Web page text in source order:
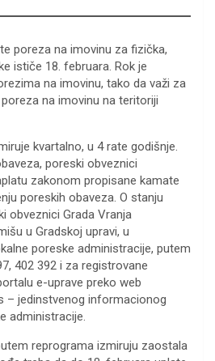
poreza na imovinu za fizička,
ističe 18. februara. Rok je
na imovinu, tako da važi za
na imovinu na teritoriji
kvartalno, u 4 rate godišnje.
poreski obveznici
zakonom propisane kamate
poreskih obaveza. O stanju
obveznici Grada Vranja
u Gradskoj upravi, u
poreske administracije, putem
402 392 i za registrovane
e-uprave preko web
– jedinstvenog informacionog
administracije.
reprograma izmiruju zaostala